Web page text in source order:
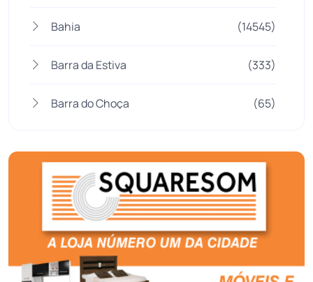
Bahia (14545)
Barra da Estiva (333)
Barra do Choça (65)
Bom Jesus da Lapa (505)
Boquira (152)
Botuporã